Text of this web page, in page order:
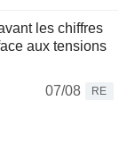
les chiffres
aux tensions
07/08
RE